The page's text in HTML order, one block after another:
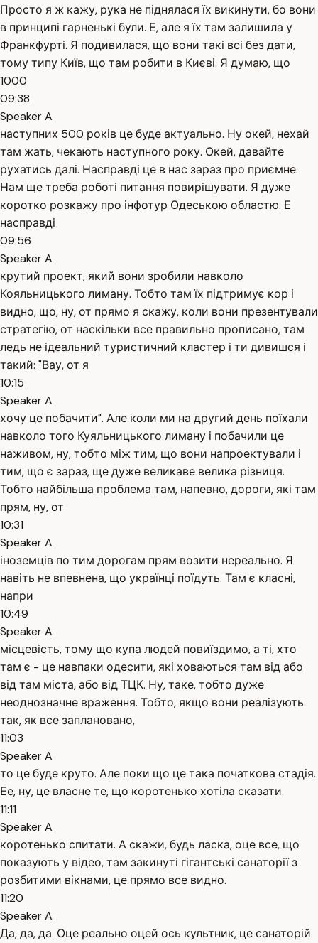
Просто я ж кажу, рука не піднялася їх викинути, бо вони
в принципі гарненькі були. Е, але я їх там залишила у
Франкфурті. Я подивилася, що вони такі всі без дати,
тому типу Київ, що там робити в Києві. Я думаю, що
1000
09:38
Speaker A
наступних 500 років це буде актуально. Ну окей, нехай
там жать, чекають наступного року. Окей, давайте
рухатись далі. Насправді це в нас зараз про приємне.
Нам ще треба роботі питання повирішувати. Я дуже
коротко розкажу про інфотур Одеською областю. Е
насправді
09:56
Speaker A
крутий проект, який вони зробили навколо
Кояльницького лиману. Тобто там їх підтримує кор і
видно, що, ну, от прямо я скажу, коли вони презентували
стратегію, от наскільки все правильно прописано, там
ледь не ідеальний туристичний кластер і ти дивишся і
такий: "Вау, от я
10:15
Speaker A
хочу це побачити". Але коли ми на другий день поїхали
навколо того Куяльницького лиману і побачили це
наживом, ну, тобто між тим, що вони напроектували і
тим, що є зараз, ще дуже великаве велика різниця.
Тобто найбільша проблема там, напевно, дороги, які там
прям, ну, от
10:31
Speaker A
іноземців по тим дорогам прям возити нереально. Я
навіть не впевнена, що українці поїдуть. Там є класні,
напри
10:49
Speaker A
місцевість, тому що купа людей повиїздимо, а ті, хто
там є - це навпаки одесити, які ховаються там від або
від там міста, або від ТЦК. Ну, таке, тобто дуже
неоднозначне враження. Тобто, якщо вони реалізують
так, як все заплановано,
11:03
Speaker A
то це буде круто. Але поки що це така початкова стадія.
Ее, ну, це власне те, що коротенько хотіла сказати.
11:11
Speaker A
коротенько спитати. А скажи, будь ласка, оце все, що
показують у відео, там закинуті гігантські санаторії з
розбитими вікнами, це прямо все видно.
11:20
Speaker A
Да, да, да. Оце реально оцей ось культник, це санаторій